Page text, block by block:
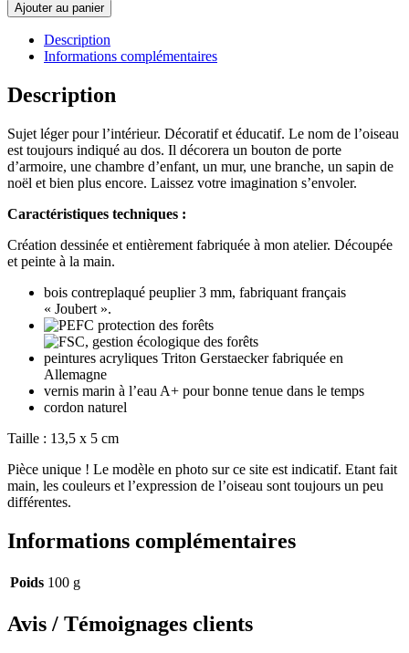
Ajouter au panier
Description
Informations complémentaires
Description
Sujet léger pour l’intérieur. Décoratif et éducatif. Le nom de l’oiseau
est toujours indiqué au dos. Il décorera un bouton de porte
d’armoire, une chambre d’enfant, un mur, une branche, un sapin de
noël et bien plus encore. Laissez votre imagination s’envoler.
Caractéristiques techniques :
Création dessinée et entièrement fabriquée à mon atelier. Découpée
et peinte à la main.
bois contreplaqué peuplier 3 mm, fabriquant français
« Joubert ».
peintures acryliques Triton Gerstaecker fabriquée en
Allemagne
vernis marin à l’eau A+ pour bonne tenue dans le temps
cordon naturel
Taille : 13,5 x 5 cm
Pièce unique ! Le modèle en photo sur ce site est indicatif. Etant fait
main, les couleurs et l’expression de l’oiseau sont toujours un peu
différentes.
Informations complémentaires
Poids 100 g
Avis / Témoignages clients